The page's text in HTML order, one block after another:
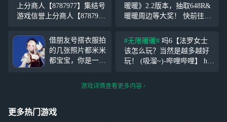
上分商人【8787977】集结号
游戏信誉上分商人【878797
【8787977】集结号游戏信誉
上分商人【8787977】集结号
游戏信誉上分商人【87
暖暖》2.2版本，抽取648R&
暖暖周边等大奖！ 快前往网
tps://cloudgame.webapp.163.co
m/reservation/
借朋友号搭衣服拍
的几张照片都米米
都宝宝，你是一个
#无限暖暖# 吗6【法罗女士
该怎么玩？当然是越多越好
玩！ (吸溜~)-哔哩哔哩】 htt
游戏详情查看更多内容
更多热门游戏